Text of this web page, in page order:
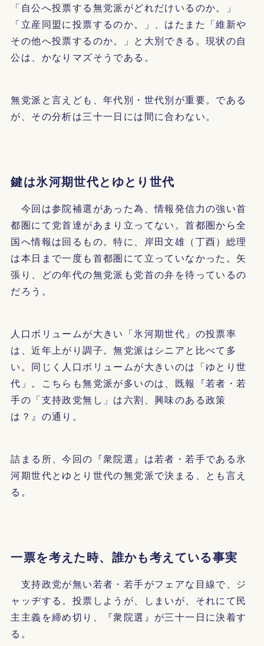
「自公へ投票する無党派がどれだけいるのか。」
「立産同盟に投票するのか。」、はたまた「維新や
その他へ投票するのか。」と大別できる。現状の自
公は、かなりマズそうである。
無党派と言えども、年代別・世代別が重要。である
が、その分析は三十一日には間に合わない。
鍵は氷河期世代とゆとり世代
今回は参院補選があった為、情報発信力の強い首
都圏にて党首達があまり立ってない。首都圏から全
国へ情報は回るもの。特に、岸田文雄（丁酉）総理
は本日まで一度も首都圏にて立っていなかった。矢
張り、どの年代の無党派も党首の弁を待っているの
だろう。
人口ボリュームが大きい「氷河期世代」の投票率
は、近年上がり調子。無党派はシニアと比べて多
い。同じく人口ボリュームが大きいのは「ゆとり世
代」。こちらも無党派が多いのは、既報『若者・若
手の「支持政党無し」は六割、興味のある政策
は？』の通り。
詰まる所、今回の『衆院選』は若者・若手である氷
河期世代とゆとり世代の無党派で決まる、とも言え
る。
一票を考えた時、誰かも考えている事実
支持政党が無い若者・若手がフェアな目線で、ジ
ャッヂする。投票しようが、しまいが、それにて民
主主義を締め切り、『衆院選』が三十一日に決着す
る。